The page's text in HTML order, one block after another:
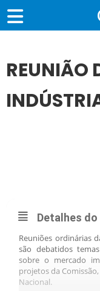
REUNIÃO
Detalhes do
Reuniões ordinárias
são debatidos
sobre o mercado
projetos da
Nacional.